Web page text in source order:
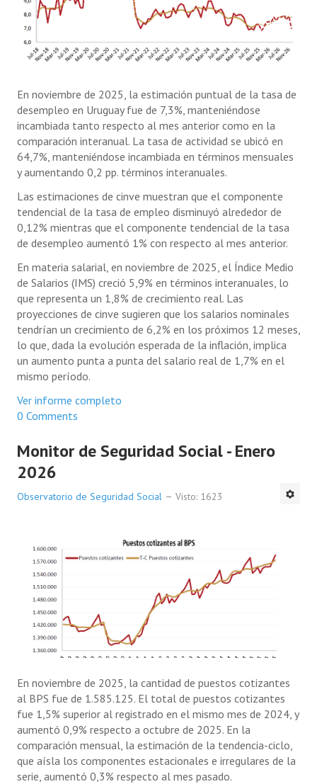
En noviembre de 2025, la estimación puntual de la tasa de
desempleo en Uruguay fue de 7,3%, manteniéndose
incambiada tanto respecto al mes anterior como en la
comparación interanual. La tasa de actividad se ubicó en
64,7%, manteniéndose incambiada en términos mensuales
y aumentando 0,2 pp. términos interanuales.
Las estimaciones de cinve muestran que el componente
tendencial de la tasa de empleo disminuyó alrededor de
0,12% mientras que el componente tendencial de la tasa
de desempleo aumentó 1% con respecto al mes anterior.
En materia salarial, en noviembre de 2025, el Índice Medio
de Salarios (IMS) creció 5,9% en términos interanuales, lo
que representa un 1,8% de crecimiento real. Las
proyecciones de cinve sugieren que los salarios nominales
tendrían un crecimiento de 6,2% en los próximos 12 meses,
lo que, dada la evolución esperada de la inflación, implica
un aumento punta a punta del salario real de 1,7% en el
mismo período.
Ver informe completo
0 Comments
Monitor de Seguridad Social - Enero
2026
Observatorio de Seguridad Social Visto: 1623
En noviembre de 2025, la cantidad de puestos cotizantes
al BPS fue de 1.585.125. El total de puestos cotizantes
fue 1,5% superior al registrado en el mismo mes de 2024, y
aumentó 0,9% respecto a octubre de 2025. En la
comparación mensual, la estimación de la tendencia-ciclo,
que aísla los componentes estacionales e irregulares de la
serie, aumentó 0,3% respecto al mes pasado.